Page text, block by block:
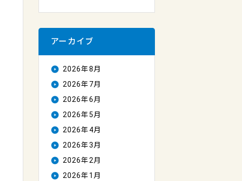
アーカイブ
2026年8月
2026年7月
2026年6月
2026年5月
2026年4月
2026年3月
2026年2月
2026年1月